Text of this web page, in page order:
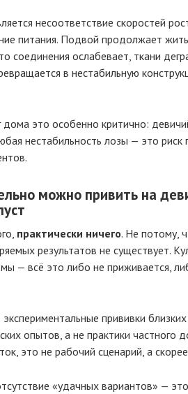
несоответствие скоростей
питания. Подвой продолжает
соединения ослабевает, ткани
в нестабильную
дома это особенно критично:
нестабильность лозы — это
можно привить на
практически ничего. Не потому,
результатов не существует.
— всё это либо не приживается,
прививки
опытов, а не практики частного
это не рабочий сценарий, а
«удачных вариантов» —